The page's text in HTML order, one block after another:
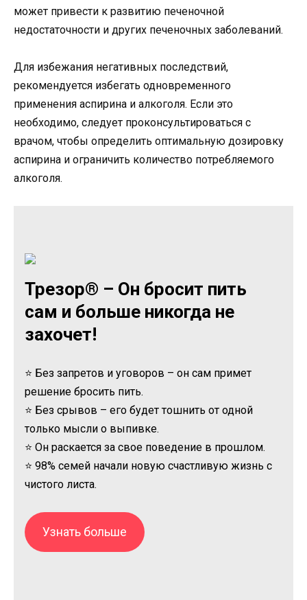
может привести к развитию печеночной
недостаточности и других печеночных заболеваний.
Для избежания негативных последствий,
рекомендуется избегать одновременного
применения аспирина и алкоголя. Если это
необходимо, следует проконсультироваться с
врачом, чтобы определить оптимальную дозировку
аспирина и ограничить количество потребляемого
алкоголя.
Трезор® – Он бросит пить
сам и больше никогда не
захочет!
⭐ Без запретов и уговоров – он сам примет
решение бросить пить.
⭐ Без срывов – его будет тошнить от одной
только мысли о выпивке.
⭐ Он раскается за свое поведение в прошлом.
⭐ 98% семей начали новую счастливую жизнь с
чистого листа.
Узнать больше